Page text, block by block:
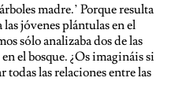
madre.’ Porque resulta
jóvenes plántulas en el
sólo analizaba dos de las
el bosque. ¿Os imagináis si
todas las relaciones entre las